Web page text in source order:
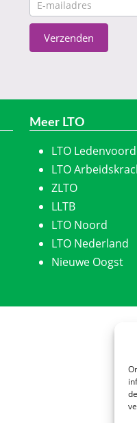
CTA
Verzenden
Meer LTO
LTO
LTO
ZLTO
LLTB
LTO Noord
LTO Nederland
Nieuwe Oogst